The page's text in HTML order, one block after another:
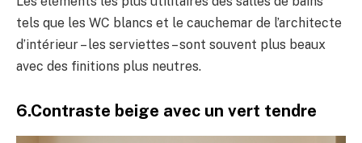
tels que les WC blancs et le cauchemar de l’architecte
d’intérieur – les serviettes – sont souvent plus beaux
avec des finitions plus neutres.
6.Contraste beige avec un vert tendre